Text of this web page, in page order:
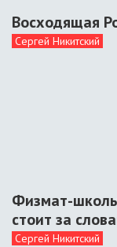
Восходящая
Сергей Никитский
Физмат-
стоит за
Сергей Никитский